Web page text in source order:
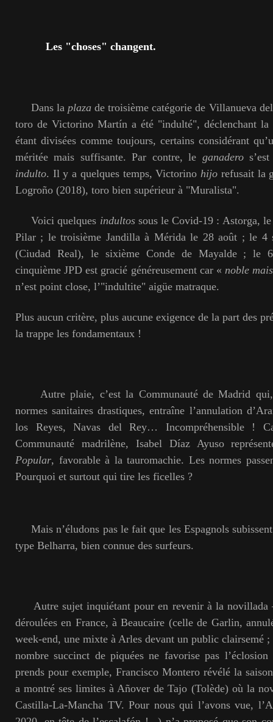
Les "choses" changent.
Dans la plazade troisième catégorie de Villanueva
toro de Victorino Martín a été "indulté", déclenchant la
étant divisées comme toujours, certains considérant
méritée mais suffisante. Par contre, le ganaderos’est
indulto. Il y a quelques temps, Victorinohijo refusait la
Logroño (2018), toro bien supérieur à "Muralista".
Voici quelques indultossous le Covid-19 : Astorga,
Pilar ; le troisième Jandilla à Mérida le 28 août ; le 4
(Ciudad Real), le sixième Conde de Mayalde ; le
cinquième JPD est gracié généreusement car « noble
n’est point close, l’"indultite" aigüe matraque.
Plus aucun critère, plus aucune exigence de la part des
la trappe les fondamentaux !
Autre plaie, c’est la Communauté de Madrid qui,
normes sanitaires drastiques, entraîne l’annulation
los Reyes, Navas del Rey… Incompréhensible !
Communauté madrilène, Isabel Díaz Ayuso
Popular, favorable à la tauromachie. Les normes
Pourquoi et surtout qui tire les ficelles ?
Mais n’éludons pas le fait que les Espagnols
type Belharra, bien connue des surfeurs.
Autre sujet inquiétant pour en revenir à la novillada
déroulées en France, à Beaucaire (celle de Garlin,
week-end, une mixte à Arles devant un public clairsemé ;
nombre succinct de piquées ne favorise pas
prends pour exemple, Francisco Montero révélé la
a montré ses limites à Añover de Tajo (Tolède) où la
Castilla-La-Mancha TV. Pour nous qui l’avons vue,